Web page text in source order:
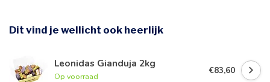
Dit vind je wellicht ook heerlijk
Leonidas Gianduja 2kg
Op voorraad
€83,60